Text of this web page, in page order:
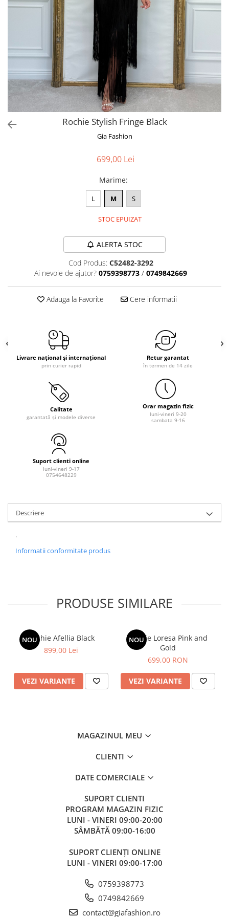
Paltoane
Sacouri
Traditional
Rochie Stylish Fringe Black
Gia Fashion
699,00 Lei
Marime:
L M S
STOC EPUIZAT
ALERTA STOC
Cod Produs: C52482-3292
Ai nevoie de ajutor? 0759398773 / 0749842669
Adauga la Favorite Cere informatii
Livrare național și internațional
prin curier rapid
Retur garantat
în termen de 14 zile
Calitate
garantată și modele diverse
Orar magazin fizic
luni-vineri 9-20
sambata 9-16
Suport clienti online
luni-vineri 9-17
0754648229
Descriere
.
Informatii conformitate produs
PRODUSE SIMILARE
NOU
Rochie Afellia Black
899,00 Lei
VEZI VARIANTE
NOU
Rochie Loresa Pink and
Gold
699,00 RON
VEZI VARIANTE
MAGAZINUL MEU
CLIENTI
DATE COMERCIALE
SUPORT CLIENTI
PROGRAM MAGAZIN FIZIC
LUNI - VINERI 09:00-20:00
SÂMBĂTĂ 09:00-16:00
SUPORT CLIENȚI ONLINE
LUNI - VINERI 09:00-17:00
0759398773
0749842669
contact@giafashion.ro